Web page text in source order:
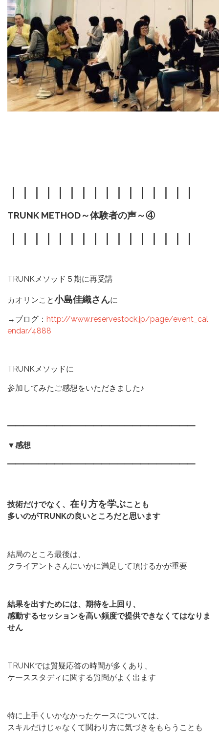
TRUNK METHOD～体験者の声～④
TRUNKメソッド５期に再受講
カオリンこと小島佳織さんに
→ブログ： http://www.reservestock.jp/page/event_cal
endar/4888
TRUNKメソッドに
参加してみたご感想をいただきました♪
━━━━━━━━━━━━━━━━━━━━━━━━
▼感想
━━━━━━━━━━━━━━━━━━━━━━━━
技術だけでなく、 在り方を学ぶことも
多いのがTRUNKの良いところだと思います
結局のところ最後は、
クライアントさんにいかに満足して頂けるかが重要
結果を出すためには、期待を上回り、
感動するセッションを高い頻度で提供できなくてはなりま
せん
TRUNKでは質疑応答の時間が多くあり、
ケーススタディに関する質問がよく出ます
特に上手くいかなかったケースについては、
スキルだけじゃなくて関わり方に気づきをもらうことも